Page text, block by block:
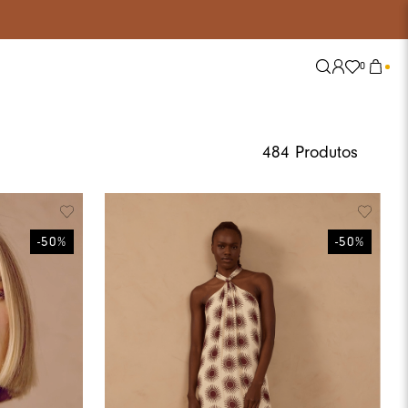
Conjuntos
Lisos
Tule
0
484 Produtos
-50% -50%